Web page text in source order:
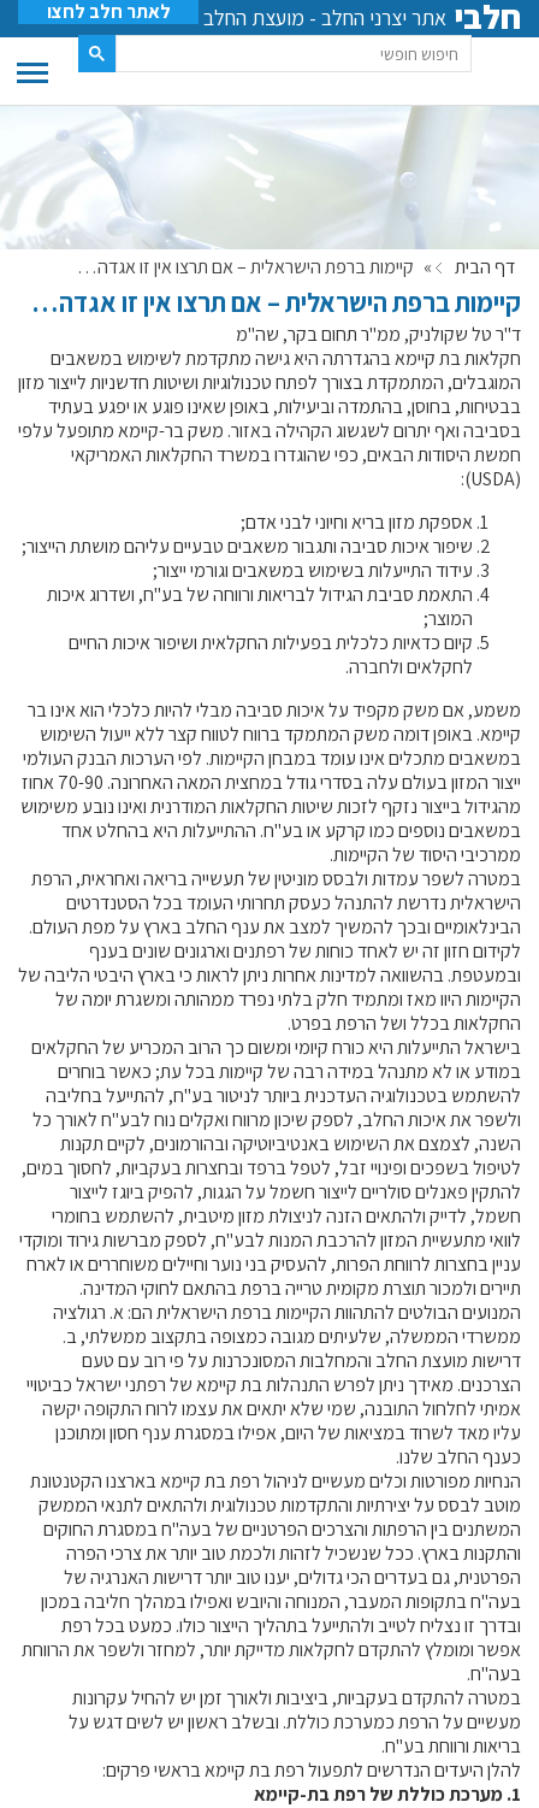
חלבי אתר יצרני החלב - מועצת החלב לאתר חלב לחצו
דף הבית » קיימות ברפת הישראלית – אם תרצו אין זו אגדה…
קיימות ברפת הישראלית – אם תרצו אין זו אגדה…
ד"ר טל שקולניק, ממ"ר תחום בקר, שה"מ
חקלאות בת קיימא בהגדרתה היא גישה מתקדמת לשימוש במשאבים
המוגבלים, המתמקדת בצורך לפתח טכנולוגיות ושיטות חדשניות לייצור מזון
בבטיחות, בחוסן, בהתמדה וביעילות, באופן שאינו פוגע או יפגע בעתיד
בסביבה ואף יתרום לשגשוג הקהילה באזור. משק בר-קיימא מתופעל עלפי
חמשת היסודות הבאים, כפי שהוגדרו במשרד החקלאות האמריקאי
(
USDA
):
אספקת מזון בריא וחיוני לבני אדם;
שיפור איכות סביבה ותגבור משאבים טבעיים עליהם מושתת הייצור;
עידוד התייעלות בשימוש במשאבים וגורמי ייצור;
התאמת סביבת הגידול לבריאות ורווחה של בע"ח, ושדרוג איכות
המוצר;
קיום כדאיות כלכלית בפעילות החקלאית ושיפור איכות החיים
לחקלאים ולחברה.
משמע, אם משק מקפיד על איכות סביבה מבלי להיות כלכלי הוא אינו בר
קיימא. באופן דומה משק המתמקד ברווח לטווח קצר ללא ייעול השימוש
במשאבים מתכלים אינו עומד במבחן הקיימות. לפי הערכות הבנק העולמי
ייצור המזון בעולם עלה בסדרי גודל במחצית המאה האחרונה. 70-90 אחוז
מהגידול בייצור נזקף לזכות שיטות החקלאות המודרנית ואינו נובע משימוש
במשאבים נוספים כמו קרקע או בע"ח. ההתייעלות היא בהחלט אחד
ממרכיבי היסוד של הקיימות.
במטרה לשפר עמדות ולבסס מוניטין של תעשייה בריאה ואחראית, הרפת
הישראלית נדרשת להתנהל כעסק תחרותי העומד בכל הסטנדרטים
הבינלאומיים ובכך להמשיך למצב את ענף החלב בארץ על מפת העולם.
לקידום חזון זה יש לאחד כוחות של רפתנים וארגונים שונים בענף
ובמעטפת. בהשוואה למדינות אחרות ניתן לראות כי בארץ היבטי הליבה של
הקיימות היוו מאז ומתמיד חלק בלתי נפרד ממהותה ומשגרת יומה של
החקלאות בכלל ושל הרפת בפרט.
בישראל התייעלות היא כורח קיומי ומשום כך הרוב המכריע של החקלאים
במודע או לא מתנהל במידה רבה של קיימות בכל עת; כאשר בוחרים
להשתמש בטכנולוגיה העדכנית ביותר לניטור בע"ח, להתייעל בחליבה
ולשפר את איכות החלב, לספק שיכון מרווח ואקלים נוח לבע"ח לאורך כל
השנה, לצמצם את השימוש באנטיביוטיקה ובהורמונים, לקיים תקנות
לטיפול בשפכים ופינויי זבל, לטפל ברפד ובחצרות בעקביות, לחסוך במים,
להתקין פאנלים סולריים לייצור חשמל על הגגות, להפיק ביוגז לייצור
חשמל, לדייק ולהתאים הזנה לניצולת מזון מיטבית, להשתמש בחומרי
לוואי מתעשיית המזון להרכבת המנות לבע"ח, לספק מברשות גירוד ומוקדי
עניין בחצרות לרווחת הפרות, להעסיק בני נוער וחיילים משוחררים או לארח
תיירים ולמכור תוצרת מקומית טרייה ברפת בהתאם לחוקי המדינה.
המנועים הבולטים להתהוות הקיימות ברפת הישראלית הם: א. רגולציה
ממשרדי הממשלה, שלעיתים מגובה כמצופה בתקצוב ממשלתי, ב.
דרישות מועצת החלב והמחלבות המסונכרנות על פי רוב עם טעם
הצרכנים. מאידך ניתן לפרש התנהלות בת קיימא של רפתני ישראל כביטויי
אמיתי לחלחול התובנה, שמי שלא יתאים את עצמו לרוח התקופה יקשה
עליו מאד לשרוד במציאות של היום, אפילו במסגרת ענף חסון ומתוכנן
כענף החלב שלנו.
הנחיות מפורטות וכלים מעשיים לניהול רפת בת קיימא בארצנו הקטנטונת
מוטב לבסס על יצירתיות והתקדמות טכנולוגית ולהתאים לתנאי הממשק
המשתנים בין הרפתות והצרכים הפרטניים של בעה"ח במסגרת החוקים
והתקנות בארץ. ככל שנשכיל לזהות ולכמת טוב יותר את צרכי הפרה
הפרטנית, גם בעדרים הכי גדולים, יענו טוב יותר דרישות האנרגיה של
בעה"ח בתקופות המעבר, המנוחה והיובש ואפילו במהלך חליבה במכון
ובדרך זו נצליח לטייב ולהתייעל בתהליך הייצור כולו. כמעט בכל רפת
אפשר ומומלץ להתקדם לחקלאות מדייקת יותר, למחזר ולשפר את הרווחת
בעה"ח.
במטרה להתקדם בעקביות, ביציבות ולאורך זמן יש להחיל עקרונות
מעשיים על הרפת כמערכת כוללת. ובשלב ראשון יש לשים דגש על
בריאות ורווחת בע"ח.
להלן היעדים הנדרשים לתפעול רפת בת קיימא בראשי פרקים:
1. מערכת כוללת של רפת בת-קיימא